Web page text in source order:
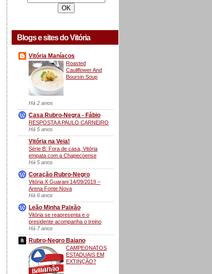
Blogs e sites do Vitória
Vitória Maníacos
Roasted
Cauliflower And
Boursin Soup
Há 2 anos
Casa Rubro-Negra - Fábio
RESPOSTA A PAULO CARNEIRO
Há 5 anos
Vitória na Veia!
Série B: Fora de casa, Vitória
empata com a Chapecoense
Há 5 anos
Coração Rubro-Negro
Vitória X Guarani 14/09/2019 –
Arena Fonte Nova
Há 6 anos
Leão Minha Paixão
Vitória se reapresenta e o
presidente acompanha o treino
Há 7 anos
Rubro-Negro Baiano
CAMPEONATOS
ESTADUAIS EM
EXTINÇÃO?